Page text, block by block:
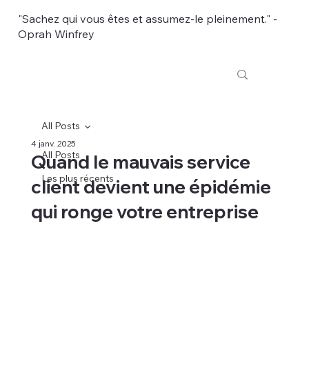
"Sachez qui vous êtes et assumez-le pleinement." -
Oprah Winfrey
All Posts
Les plus récents
All Posts
Quand le mauvais service
client devient une épidémie
qui ronge votre entreprise
4 janv. 2025